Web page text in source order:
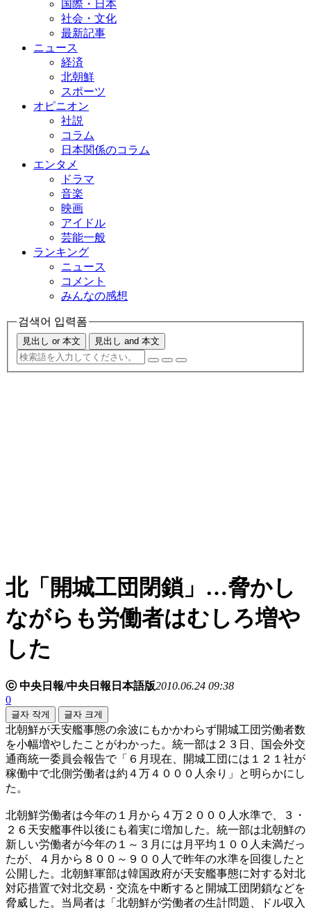
国際・日本
社会・文化
最新記事
ニュース
経済
北朝鮮
スポーツ
オピニオン
社説
コラム
日本関係のコラム
エンタメ
ドラマ
音楽
映画
アイドル
芸能一般
ランキング
ニュース
コメント
みんなの感想
검색어 입력폼
見出し or 本文 見出し and 本文
北「開城工団閉鎖」…脅かし
ながらも労働者はむしろ増や
した
ⓒ 中央日報/中央日報日本語版2010.06.24 09:38
0
글자 작게 글자 크게
北朝鮮が天安艦事態の余波にもかかわらず開城工団労働者数
を小幅増やしたことがわかった。統一部は２３日、国会外交
通商統一委員会報告で「６月現在、開城工団には１２１社が
稼働中で北側労働者は約４万４０００人余り」と明らかにし
た。
北朝鮮労働者は今年の１月から４万２０００人水準で、３・
２６天安艦事件以後にも着実に増加した。統一部は北朝鮮の
新しい労働者が今年の１～３月には月平均１００人未満だっ
たが、４月から８００～９００人で昨年の水準を回復したと
公開した。北朝鮮軍部は韓国政府が天安艦事態に対する対北
対応措置で対北交易・交流を中断すると開城工団閉鎖などを
脅威した。当局者は「北朝鮮が労働者の生計問題、ドル収入